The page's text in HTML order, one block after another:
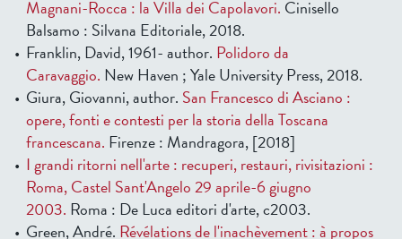
Magnani-Rocca : la Villa dei Capolavori. Cinisello
Balsamo : Silvana Editoriale, 2018.
Franklin, David, 1961- author. Polidoro da
Caravaggio. New Haven ; Yale University Press, 2018.
Giura, Giovanni, author. San Francesco di Asciano :
opere, fonti e contesti per la storia della Toscana
francescana. Firenze : Mandragora, [2018]
I grandi ritorni nell'arte : recuperi, restauri, rivisitazioni :
Roma, Castel Sant'Angelo 29 aprile-6 giugno
2003. Roma : De Luca editori d'arte, c2003.
Green, André. Révélations de l'inachèvement : à propos